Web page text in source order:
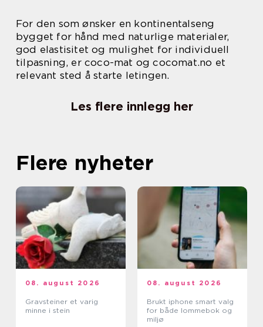
For den som ønsker en kontinentalseng
bygget for hånd med naturlige materialer,
god elastisitet og mulighet for individuell
tilpasning, er coco-mat og cocomat.no et
relevant sted å starte letingen.
Les flere innlegg her
Flere nyheter
08. august 2026
Gravsteiner et varig
minne i stein
08. august 2026
Brukt iphone smart valg
for både lommebok og
miljø